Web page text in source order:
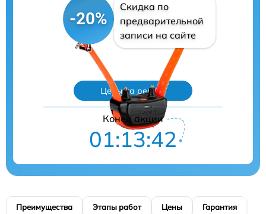
-20%
Скидка по
предварительной
записи на сайте
Цены на ремонт
Конец акции
01:13:41
Преимущества Этапы работ Цены Гарантия